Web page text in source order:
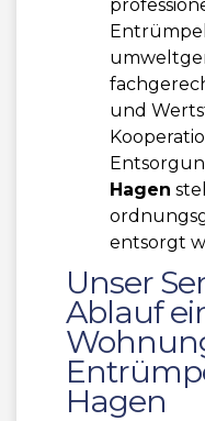
und
Hagen
entsorgt
Unser
Ablauf
Hagen